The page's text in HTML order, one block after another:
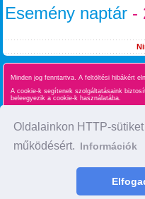
Oldalainkon HTTP-
működésért. Információk
Esemény naptár -
Minden jog fenntartva. A feltöltési hibákért
A cookie-k segítenek szolgáltatásaink
beleegyezik a cookie-k használatába.
Oldaltérkép